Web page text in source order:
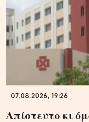
07.08.2026, 19:26
Απίστευτο κι